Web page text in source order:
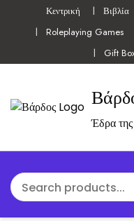
Κεντρική Βιβλία
Roleplaying Games
Gift
Έδρα